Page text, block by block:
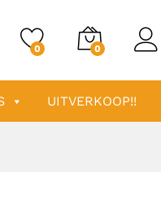
0 0
UITVERKOOP!!